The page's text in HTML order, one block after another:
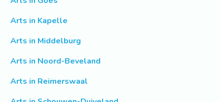
Arts in Kapelle
Arts in Middelburg
Arts in Noord-Beveland
Arts in Reimerswaal